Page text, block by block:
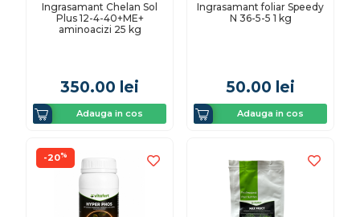
Ingrasamant Chelan Sol
Plus 12-4-40+ME+
aminoacizi 25 kg
350.00 lei
Adauga in cos
Ingrasamant foliar Speedy
N 36-5-5 1 kg
50.00 lei
Adauga in cos
-20%